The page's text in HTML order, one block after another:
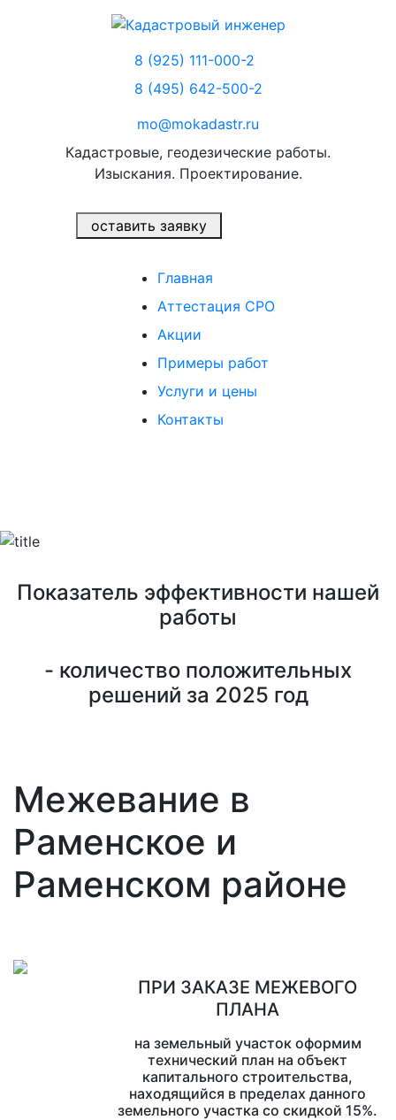
8 (925) 111-000-2
8 (495) 642-500-2
mo@mokadastr.ru
Кадастровые, геодезические работы.
Изыскания. Проектирование.
оставить заявку
Главная
Аттестация СРО
Акции
Примеры работ
Услуги и цены
Контакты
Показатель эффективности нашей
работы
- количество положительных
решений за 2025 год
Межевание в
Раменское и
Раменском районе
ПРИ ЗАКАЗЕ МЕЖЕВОГО
ПЛАНА
на земельный участок оформим
технический план на объект
капитального строительства,
находящийся в пределах данного
земельного участка со скидкой 15%.